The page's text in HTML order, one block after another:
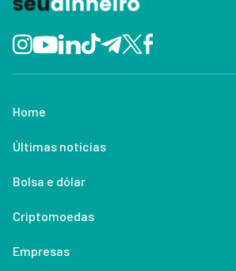
Home
Últimas notícias
Bolsa e dólar
Criptomoedas
Empresas